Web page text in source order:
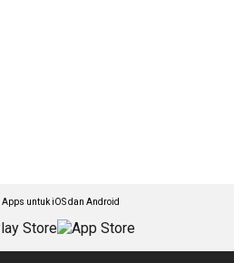
untuk iOS dan Android